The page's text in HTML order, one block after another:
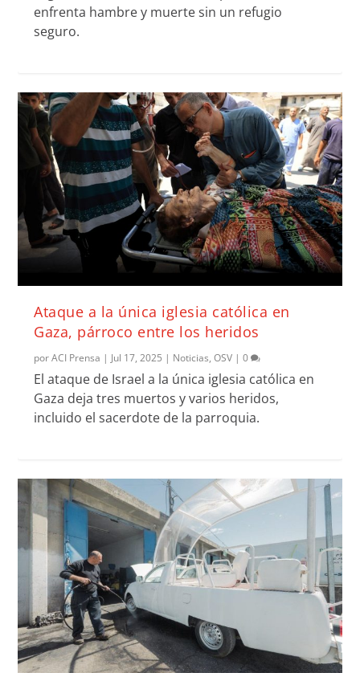
enfrenta hambre y muerte sin un refugio
seguro.
Ataque a la única iglesia católica en
Gaza, párroco entre los heridos
porACI Prensa | Jul 17, 2025 | Noticias,OSV |0
El ataque de Israel a la única iglesia católica en
Gaza deja tres muertos y varios heridos,
incluido el sacerdote de la parroquia.